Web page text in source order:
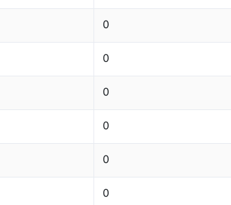
0
0
0
0
0
0